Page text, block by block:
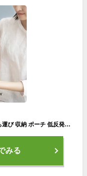
コンパクト ピロー キャンプ アウトドア 持ち運び 収納 ポーチ 低反発 ウレタン ポリエステル 旅行用品 旅行用枕 まくら マクラ pillow 低反発枕 低反発まくら 首枕 腰枕 足枕 エムール
みる